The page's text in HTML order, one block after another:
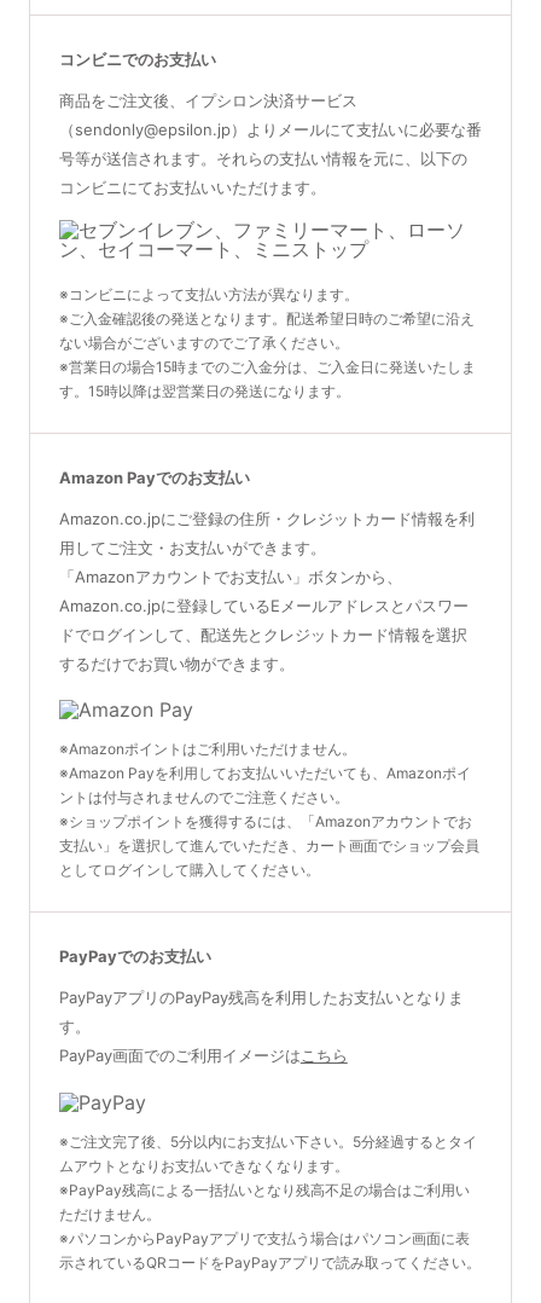
コンビニでのお支払い
商品をご注文後、イプシロン決済サービス
（sendonly@epsilon.jp）よりメールにて支払いに必要な番
号等が送信されます。それらの支払い情報を元に、以下の
コンビニにてお支払いいただけます。
※コンビニによって支払い方法が異なります。
※ご入金確認後の発送となります。配送希望日時のご希望に沿え
ない場合がございますのでご了承ください。
※営業日の場合15時までのご入金分は、ご入金日に発送いたしま
す。15時以降は翌営業日の発送になります。
Amazon Payでのお支払い
Amazon.co.jpにご登録の住所・クレジットカード情報を利
用してご注文・お支払いができます。
「Amazonアカウントでお支払い」ボタンから、
Amazon.co.jpに登録しているEメールアドレスとパスワー
ドでログインして、配送先とクレジットカード情報を選択
するだけでお買い物ができます。
※Amazonポイントはご利用いただけません。
※Amazon Payを利用してお支払いいただいても、Amazonポイ
ントは付与されませんのでご注意ください。
※ショップポイントを獲得するには、「Amazonアカウントでお
支払い」を選択して進んでいただき、カート画面でショップ会員
としてログインして購入してください。
PayPayでのお支払い
PayPayアプリのPayPay残高を利用したお支払いとなりま
す。
PayPay画面でのご利用イメージは こちら
※ご注文完了後、5分以内にお支払い下さい。5分経過するとタイ
ムアウトとなりお支払いできなくなります。
※PayPay残高による一括払いとなり残高不足の場合はご利用い
ただけません。
※パソコンからPayPayアプリで支払う場合はパソコン画面に表
示されているQRコードをPayPayアプリで読み取ってください。